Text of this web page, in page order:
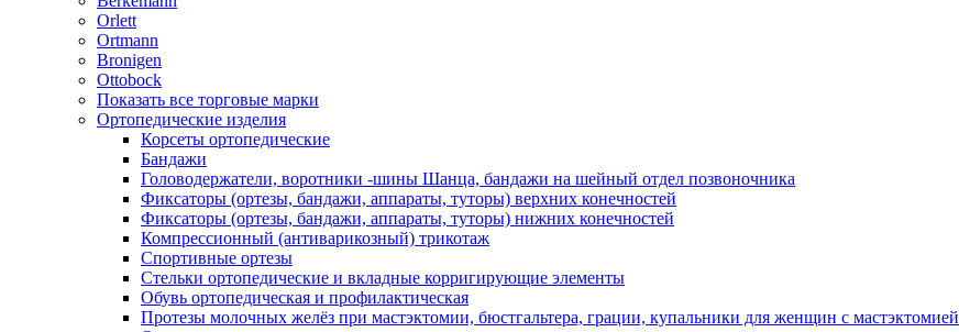
Orlett
Ortmann
Bronigen
Ottobock
Показать все торговые марки
Ортопедические изделия
Корсеты ортопедические
Бандажи
Головодержатели, воротники -шины Шанца, бандажи на шейный отдел позвоночника
Фиксаторы (ортезы, бандажи, аппараты, туторы) верхних конечностей
Фиксаторы (ортезы, бандажи, аппараты, туторы) нижних конечностей
Компрессионный (антиварикозный) трикотаж
Спортивные ортезы
Стельки ортопедические и вкладные корригирующие элементы
Обувь ортопедическая и профилактическая
Протезы молочных желёз при мастэктомии, бюстгальтера, грации, купальники для женщин с мастэктомией